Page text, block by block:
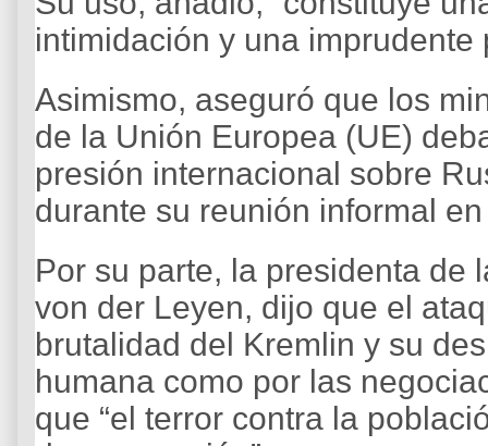
intimidación y una imprudente
Asimismo, aseguró que los
de la Unión Europea (UE)
presión internacional sobre
durante su reunión informal
Por su parte, la presidenta de
von der Leyen, dijo que el
brutalidad del Kremlin y su
humana como por las
que “el terror contra la